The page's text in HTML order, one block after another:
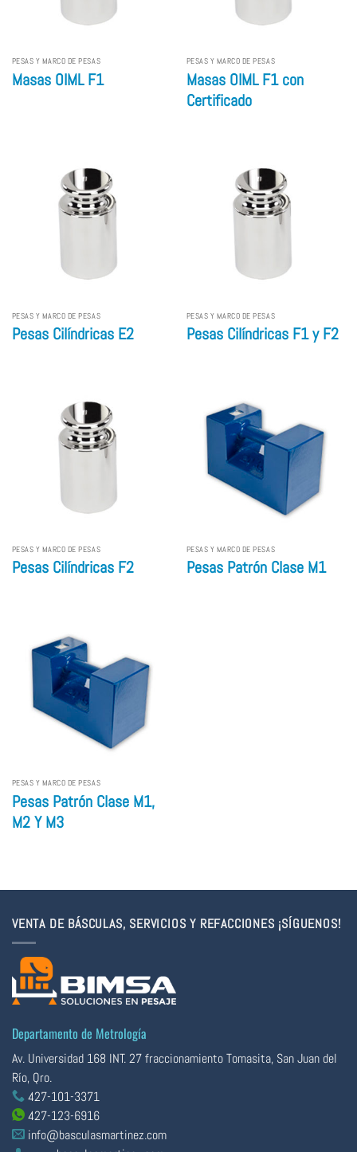
PESAS Y MARCO DE PESAS
Masas OIML F1
PESAS Y MARCO DE PESAS
Masas OIML F1 con
Certificado
PESAS Y MARCO DE PESAS
Pesas Cilíndricas E2
PESAS Y MARCO DE PESAS
Pesas Cilíndricas F1 y F2
PESAS Y MARCO DE PESAS
Pesas Cilíndricas F2
PESAS Y MARCO DE PESAS
Pesas Patrón Clase M1
PESAS Y MARCO DE PESAS
Pesas Patrón Clase M1,
M2 Y M3
VENTA DE BÁSCULAS, SERVICIOS Y REFACCIONES ¡SÍGUENOS!
Departamento de Metrología
Av. Universidad 168 INT. 27 fraccionamiento Tomasita, San Juan del
Río, Qro.
427-101-3371
427-123-6916
info@basculasmartinez.com